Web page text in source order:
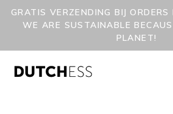
GRATIS VERZENDING BIJ
WE ARE SUSTAINABLE
PLANET!